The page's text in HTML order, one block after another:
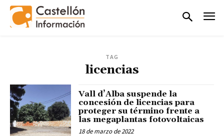
TAG
licencias
Vall d’Alba suspende la
concesión de licencias para
proteger su término frente a
las megaplantas fotovoltaicas
18 de marzo de 2022